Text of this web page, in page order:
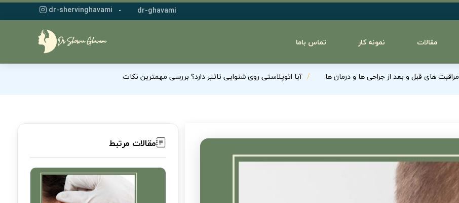
dr-ghavami
-
dr-shervinghavami
مقالات نمونه کار تماس باما
مراقبت های قبل و بعد از جراحی ها و درمان ها آیا اتوپلاستی روی شنوایی تاثیر دارد؟ بررسی مهمترین نکات
مقالات مرتبط